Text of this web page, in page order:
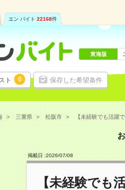
エン バイト 22168件
ト 0 保存した希望条件
東海版
三重県 松阪市 【未経験でも活躍
掲載日 :2026/07/08
【未経験でも